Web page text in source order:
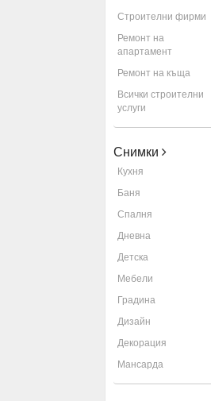
Строителни фирми
Ремонт на
апартамент
Ремонт на къща
Всички строителни
услуги
Снимки
Кухня
Баня
Спалня
Дневна
Детска
Мебели
Градина
Дизайн
Декорация
Мансарда